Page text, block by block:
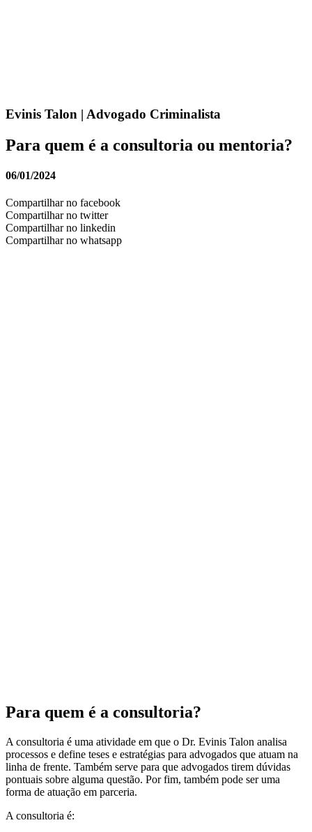
Evinis Talon | Advogado Criminalista
Para quem é a consultoria ou mentoria?
06/01/2024
Compartilhar no facebook
Compartilhar no twitter
Compartilhar no linkedin
Compartilhar no whatsapp
Para quem é a consultoria?
A consultoria é uma atividade em que o Dr. Evinis Talon analisa
processos e define teses e estratégias para advogados que atuam na
linha de frente. Também serve para que advogados tirem dúvidas
pontuais sobre alguma questão. Por fim, também pode ser uma
forma de atuação em parceria.
A consultoria é: